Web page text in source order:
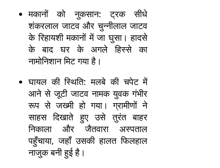
मकानों को नुकसान: ट्रक सीधे
शंकरलाल जाटव और चुन्नीलाल जाटव
के रिहायशी मकानों में जा घुसा। हादसे
के बाद घर के अगले हिस्से का
नामोनिशान मिट गया है।
घायल की स्थिति: मलबे की चपेट में
आने से जूटी जाटव नामक युवक गंभीर
रूप से जख्मी हो गया। ग्रामीणों ने
साहस दिखाते हुए उसे तुरंत बाहर
निकाला और जैतवारा अस्पताल
पहुँचाया, जहाँ उसकी हालत फिलहाल
नाजुक बनी हुई है।